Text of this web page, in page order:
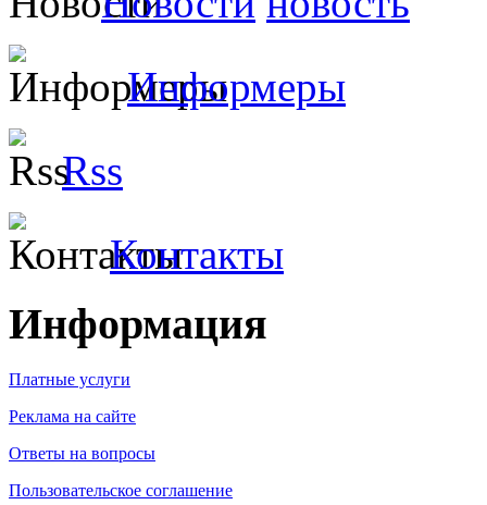
Информеры
Rss
Контакты
Информация
Платные услуги
Реклама на сайте
Ответы на вопросы
Пользовательское соглашение